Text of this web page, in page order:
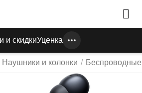
и скидкиУценка
Наушники и колонки /